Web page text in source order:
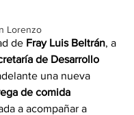
Lorenzo
de Fray Luis Beltrán, a
de Desarrollo
una nueva
de comida
a acompañar a